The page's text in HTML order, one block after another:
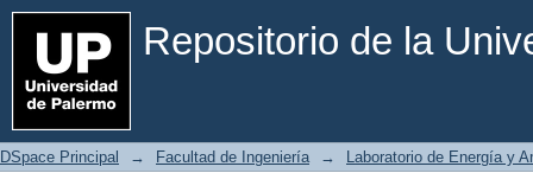
Repositorio de la
Buscar
DSpace Principal → Facultad de Ingeniería → Laboratorio de Energía y